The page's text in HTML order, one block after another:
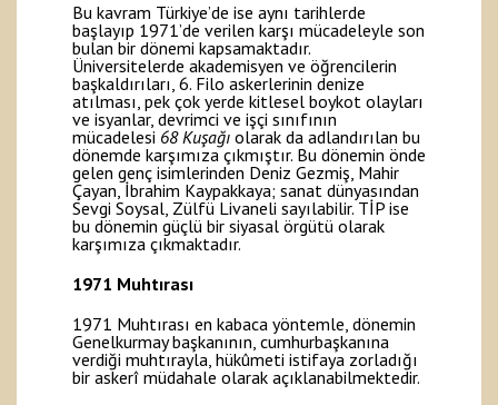
Bu kavram Türkiye’de ise aynı tarihlerde
başlayıp 1971’de verilen karşı mücadeleyle son
bulan bir dönemi kapsamaktadır.
Üniversitelerde akademisyen ve öğrencilerin
başkaldırıları, 6. Filo askerlerinin denize
atılması, pek çok yerde kitlesel boykot olayları
ve isyanlar, devrimci ve işçi sınıfının
mücadelesi 68 Kuşağı olarak da adlandırılan bu
dönemde karşımıza çıkmıştır. Bu dönemin önde
gelen genç isimlerinden Deniz Gezmiş, Mahir
Çayan, İbrahim Kaypakkaya; sanat dünyasından
Sevgi Soysal, Zülfü Livaneli sayılabilir. TİP ise
bu dönemin güçlü bir siyasal örgütü olarak
karşımıza çıkmaktadır.
1971 Muhtırası
1971 Muhtırası en kabaca yöntemle, dönemin
Genelkurmay başkanının, cumhurbaşkanına
verdiği muhtırayla, hükûmeti istifaya zorladığı
bir askerî müdahale olarak açıklanabilmektedir.